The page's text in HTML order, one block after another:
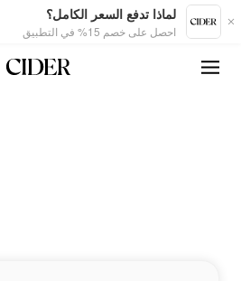
لماذا تدفع السعر الكامل؟
احصل على خصم 15% في التطبيق